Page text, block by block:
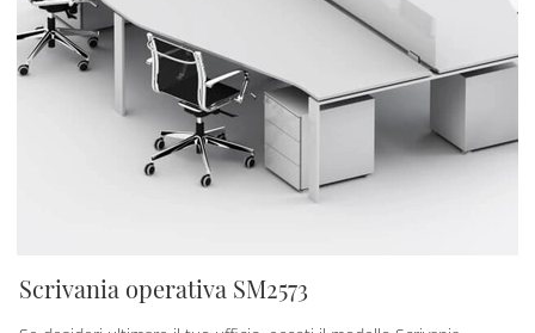
Scrivania operativa SM2573